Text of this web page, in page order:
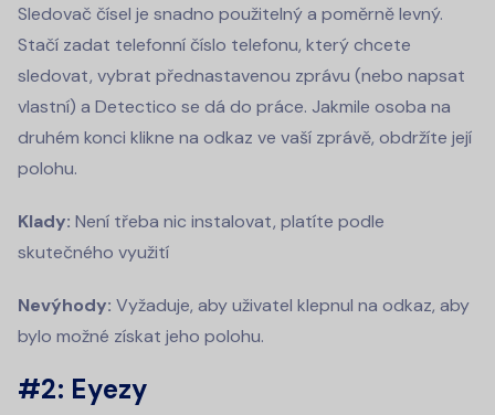
Sledovač čísel je snadno použitelný a poměrně levný.
Stačí zadat telefonní číslo telefonu, který chcete
sledovat, vybrat přednastavenou zprávu (nebo napsat
vlastní) a Detectico se dá do práce. Jakmile osoba na
druhém konci klikne na odkaz ve vaší zprávě, obdržíte její
polohu.
Klady: Není třeba nic instalovat, platíte podle
skutečného využití
Nevýhody: Vyžaduje, aby uživatel klepnul na odkaz, aby
bylo možné získat jeho polohu.
#2: Eyezy